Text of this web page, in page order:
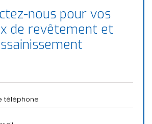
nous pour vos
de revêtement et